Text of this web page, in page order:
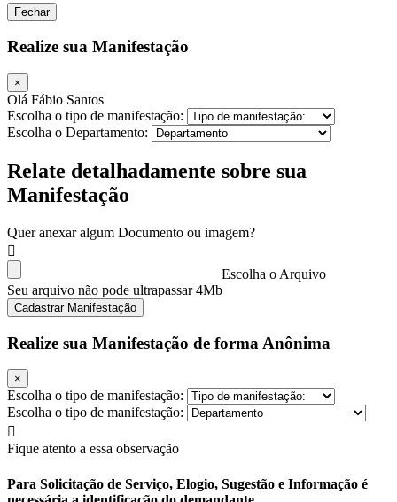
Fechar
Realize sua Manifestação
×
Olá Fábio Santos
Escolha o tipo de manifestação:
Escolha o Departamento:
Relate detalhadamente sobre sua
Manifestação
Quer anexar algum Documento ou imagem?
Escolha o Arquivo
Seu arquivo não pode ultrapassar 4Mb
Cadastrar Manifestação
Realize sua Manifestação de forma Anônima
×
Escolha o tipo de manifestação:
Escolha o tipo de manifestação:
Fique atento a essa observação
Para Solicitação de Serviço, Elogio, Sugestão e Informação é